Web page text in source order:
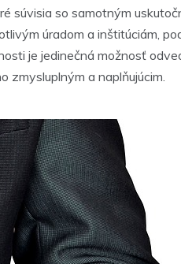
súvisia so samotným
úradom a inštitúciám,
je jedinečná možnosť
zmysluplným a naplňujúcim.